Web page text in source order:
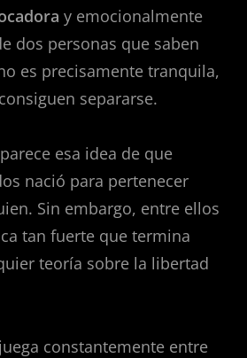
y emocionalmente
dos personas que saben
es precisamente tranquila,
separarse.
esa idea de que
nació para pertenecer
Sin embargo, entre ellos
tan fuerte que termina
teoría sobre la libertad
constantemente entre